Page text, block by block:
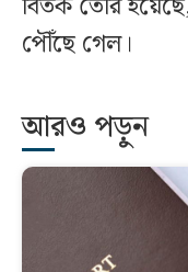
পৌঁছে গেল।
আরও পড়ুন